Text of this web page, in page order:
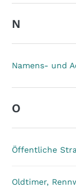
N
Namens- und
O
Öffentliche
Oldtimer,